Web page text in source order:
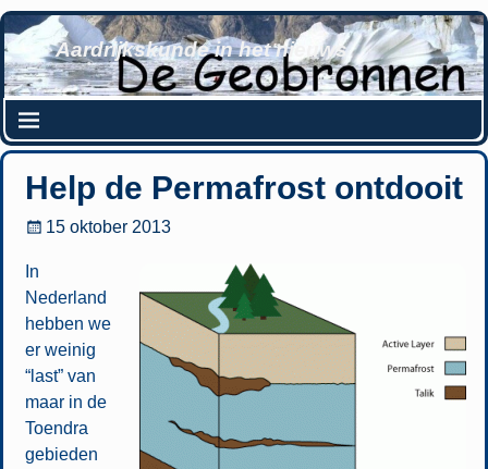
Aardrijkskunde in het nieuws
Help de Permafrost ontdooit
15 oktober 2013
In
Nederland
hebben we
er weinig
“last” van
maar in de
Toendra
gebieden